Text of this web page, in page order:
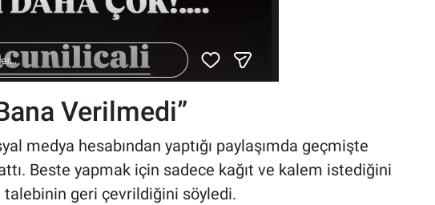
Verilmedi”
medya hesabından yaptığı paylaşımda geçmişte
Beste yapmak için sadece kağıt ve kalem istediğini
talebinin geri çevrildiğini söyledi.